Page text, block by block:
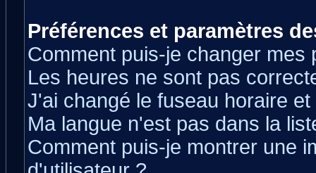
Préférences et paramètres
Comment puis-je changer mes
Les heures ne sont pas
J'ai changé le fuseau horaire
Ma langue n'est pas dans la
Comment puis-je montrer une